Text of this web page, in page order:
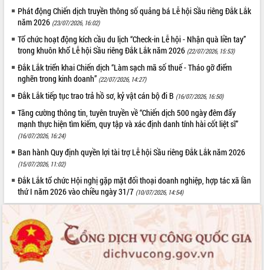
Phát động Chiến dịch truyền thông số quảng bá Lễ hội Sầu riêng Đắk Lắk
năm 2026 (23/07/2026, 16:02)
Tổ chức hoạt động kích cầu du lịch “Check-in Lễ hội - Nhận quà liền tay”
trong khuôn khổ Lễ hội Sầu riêng Đắk Lắk năm 2026 (22/07/2026, 15:53)
Đắk Lắk triển khai Chiến dịch “Làm sạch mã số thuế - Tháo gỡ điểm
nghẽn trong kinh doanh” (22/07/2026, 14:27)
Đắk Lắk tiếp tục trao trả hồ sơ, kỷ vật cán bộ đi B (16/07/2026, 16:50)
Tăng cường thông tin, tuyên truyền về “Chiến dịch 500 ngày đêm đẩy
mạnh thực hiện tìm kiếm, quy tập và xác định danh tính hài cốt liệt sĩ”
(16/07/2026, 16:24)
Ban hành Quy định quyền lợi tài trợ Lễ hội Sầu riêng Đắk Lắk năm 2026
(15/07/2026, 11:02)
Đắk Lắk tổ chức Hội nghị gặp mặt đối thoại doanh nghiệp, hợp tác xã lần
thứ I năm 2026 vào chiều ngày 31/7 (10/07/2026, 14:54)